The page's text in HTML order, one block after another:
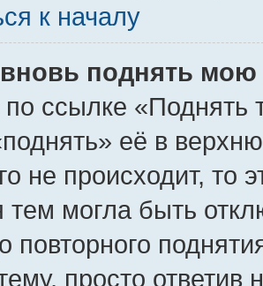
к началу
поднять мою
ссылке «Поднять
её в
не происходит, то
тем могла быть
повторного
просто ответив